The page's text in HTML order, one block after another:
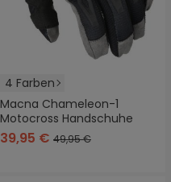
4 Farben
Macna Chameleon-1
Motocross Handschuhe
39,95 € 49,95 €